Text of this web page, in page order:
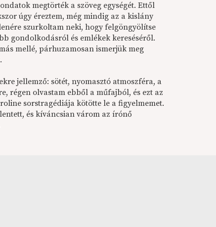
megtörték a szöveg egységét. Ettől
úgy éreztem, még mindig az a kislány
szurkoltam neki, hogy felgöngyölítse
gondolkodásról és emlékek kereséséről.
mellé, párhuzamosan ismerjük meg
jellemző: sötét, nyomasztó atmoszféra, a
régen olvastam ebből a műfajból, és ezt az
sorstragédiája kötötte le a figyelmemet.
és kíváncsian várom az írónő